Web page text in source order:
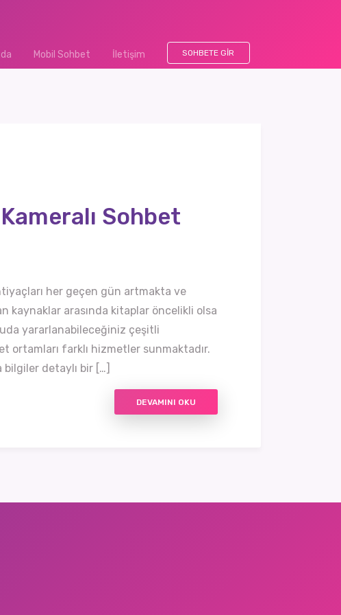
Mobil Sohbet İletişim SOHBETE GIR
Sohbet
her geçen gün artmakta ve
kaynaklar arasında kitaplar öncelikli olsa
yararlanabileceğiniz çeşitli
ortamları farklı hizmetler sunmaktadır.
detaylı bir […]
DEVAMINI OKU